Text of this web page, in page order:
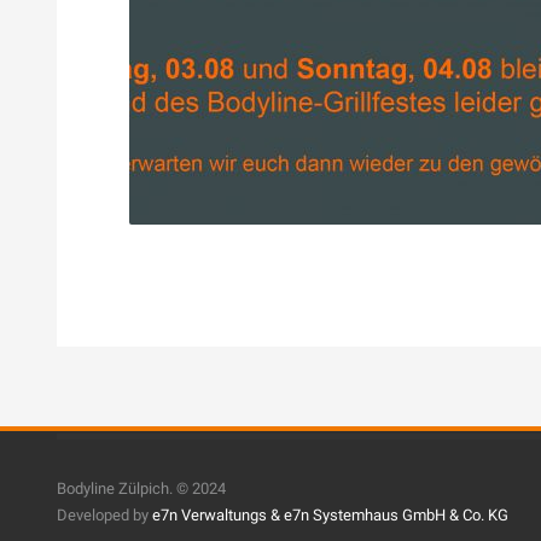
Bodyline Zülpich. © 2024
Developed by e7n Verwaltungs & e7n Systemhaus GmbH & Co. KG